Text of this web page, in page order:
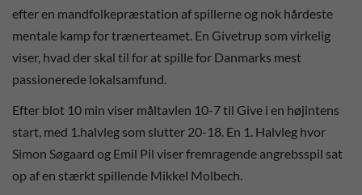
efter en mandfolkepræstation af spillerne og nok hårdeste
mentale kamp for trænerteamet. En Givetrup som virkelig
viser, hvad der skal til for at spille for Danmarks mest
passionerede lokalsamfund.
Efter blot 10 min viser måltavlen 10-7 til Give i en højintens
start, med 1.halvleg som slutter 20-18. En 1. Halvleg hvor
Simon Søgaard og Emil Pil viser fremragende angrebsspil sat
op af en stærkt spillende Mikkel Molbech.